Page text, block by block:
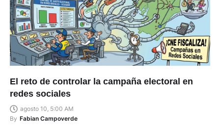
redes sociales
agosto 10, 5:00 AM
By Fabian Campoverde